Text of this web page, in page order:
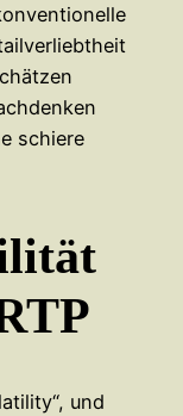
schiere
und